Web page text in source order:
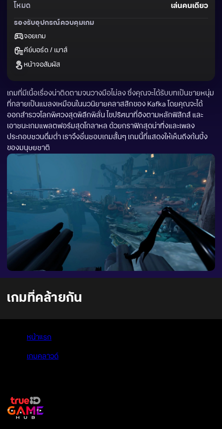
เกมที่มีเนื้อเรื่องน่าติดตามจนวางมือไม่ลง ซึ่งคุณจะได้รับบทเป็นชายหนุ่ม
ที่กลายเป็นแมลงเหมือนในนวนิยายคลาสสิกของ Kafka โดยคุณจะได้
ออกสำรวจโลกพิศวงสุดพิลึกพิลั่น ไขปริศนาที่อิงตามหลักฟิสิกส์ และ
เอาชนะเกมแพลตฟอร์มสุดโกลาหล ด้วยกราฟิกสุดน่าทึ่งและเพลง
ประกอบชวนดื่มด่ำ เราจึงชื่นชอบเกมสั้นๆ เกมนี้ที่แสดงให้เห็นถึงก้นบึ้ง
ของมนุษยชาติ
โหมด เล่นคนเดียว
รองรับอุปกรณ์ควบคุมเกม
จอยเกม
คีย์บอร์ด / เมาส์
หน้าจอสัมผัส
เกมที่คล้ายกัน
หน้าแรก
เกมคลาวด์